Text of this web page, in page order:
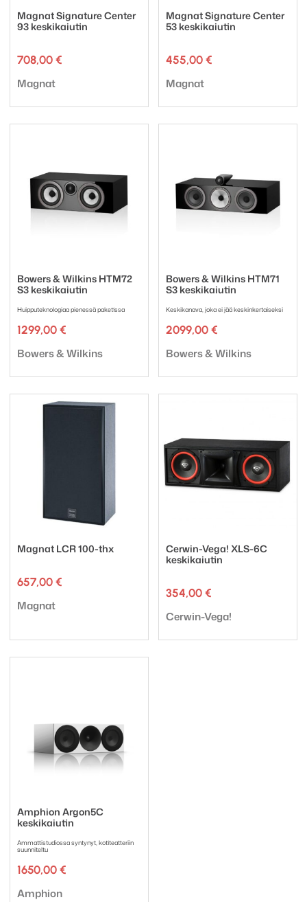
Magnat Signature Center
93 keskikaiutin
708,00 €
Tuotemerkki:
Magnat
Magnat Signature Center
53 keskikaiutin
455,00 €
Tuotemerkki:
Magnat
Bowers & Wilkins HTM72
S3 keskikaiutin
Huipputeknologiaa pienessä paketissa
1299,00 €
Tuotemerkki:
Bowers & Wilkins
Bowers & Wilkins HTM71
S3 keskikaiutin
Keskikanava, joka ei jää keskinkertaiseksi
2099,00 €
Tuotemerkki:
Bowers & Wilkins
Magnat LCR 100-thx
657,00 €
Tuotemerkki:
Magnat
Cerwin-Vega! XLS-6C
keskikaiutin
354,00 €
Tuotemerkki:
Cerwin-Vega!
Amphion Argon5C
keskikaiutin
Ammattistudiossa syntynyt, kotiteatteriin
suunniteltu
1650,00 €
Tuotemerkki:
Amphion